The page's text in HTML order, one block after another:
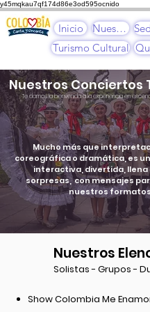
y45mqkau7qf174d86e3od595ocnido
Nuestros Cursos
Inicio
Turismo Cultural
Nuestros Conciertos
Te damos la bienvenida a la experiencia en
Mucho más que
coreográfica o dramática, es
interactiva, divertida, llena
sorpresas, con mensajes
nuestros
Nuestros
Solistas - Grupos -
Show Colombia Me